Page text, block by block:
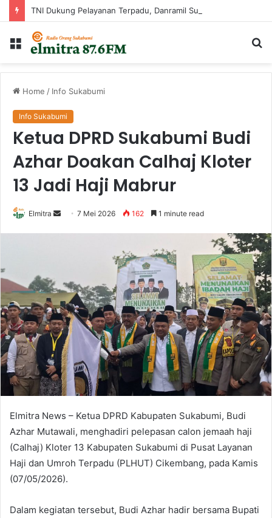
Menu
Home / Info Sukabumi
Info Sukabumi
Ketua DPRD Sukabumi Budi
Azhar Doakan Calhaj Kloter
13 Jadi Haji Mabrur
Elmitra
Send7 Mei 2026 162 1 minute read
Elmitra News – Ketua DPRD Kabupaten Sukabumi, Budi
Azhar Mutawali, menghadiri pelepasan calon jemaah haji
(Calhaj) Kloter 13 Kabupaten Sukabumi di Pusat Layanan
Haji dan Umroh Terpadu (PLHUT) Cikembang, pada Kamis
(07/05/2026).
Dalam kegiatan tersebut, Budi Azhar hadir bersama Bupati